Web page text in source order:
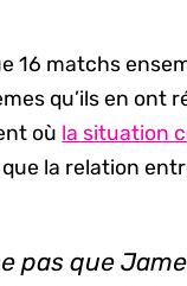
16 matchs
qu’ils en ont
où la situation
la relation
pas que